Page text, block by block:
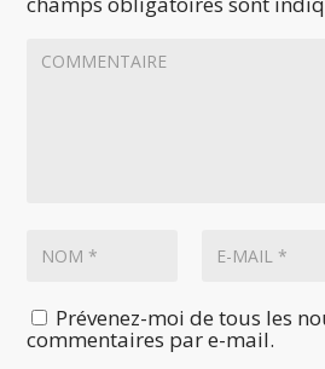
Prévenez-moi de tous les
commentaires par e-mail.